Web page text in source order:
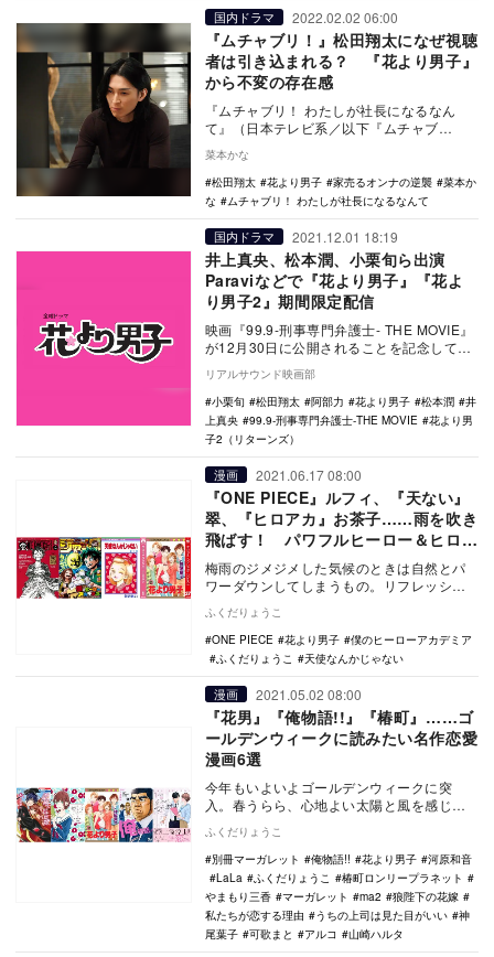
国内ドラマ 2022.02.02 06:00
『ムチャブリ！』松田翔太になぜ視聴
者は引き込まれる？ 『花より男子』
から不変の存在感
『ムチャブリ！ わたしが社長になるなん
て』（日本テレビ系／以下『ムチャブ
ている浅海寛人は、…
菜本かな
松田翔太
花より男子 家売るオンナの逆襲
菜本か
な
ムチャブリ！ わたしが社長になるなんて
国内ドラマ 2021.12.01 18:19
井上真央、松本潤、小栗旬ら出演
Paraviなどで『花より男子』『花よ
り男子2』期間限定配信
映画『99.9-刑事専門弁護士- THE MOVIE』
が12月30日に公開されることを記念して、
12月1日16時よりParavi…
リアルサウンド映画部
小栗旬
松田翔太 阿部力 花より男子 松本潤
井
上真央
99.9-刑事専門弁護士-THE MOVIE
花より男
子2（リターンズ）
漫画 2021.06.17 08:00
『ONE PIECE』ルフィ、『天ない』
翠、『ヒロアカ』お茶子……雨を吹き
飛ばす！ パワフルヒーロー＆ヒロイ
ン4選
梅雨のジメジメした気候のときは自然とパ
ワーダウンしてしまうもの。リフレッシュ
ることもできな…
ふくだりょうこ
ONE PIECE
花より男子
僕のヒーローアカデミア
ふくだりょうこ
天使なんかじゃない
漫画 2021.05.02 08:00
『花男』『俺物語!!』『椿町』……ゴ
ールデンウィークに読みたい名作恋愛
漫画6選
今年もいよいよゴールデンウィークに突
入。春うらら、心地よい太陽と風を感じに
ホームが求められ…
ふくだりょうこ
別冊マーガレット
俺物語!! 花より男子
河原和音
LaLa
ふくだりょうこ
椿町ロンリープラネット
やまもり三香
マーガレット ma2
狼陛下の花嫁
私たちが恋する理由
うちの上司は見た目がいい
神
尾葉子
可歌まと アルコ 山崎ハルタ